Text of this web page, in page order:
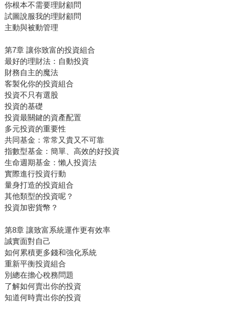
你根本不需要理財顧問
試圖說服我的理財顧問
主動與被動管理
第7章 讓你致富的投資組合
最好的理財法：自動投資
財務自主的魔法
客製化你的投資組合
投資不只有選股
投資的基礎
投資最關鍵的資產配置
多元投資的重要性
共同基金：常常又貴又不可靠
指數型基金：簡單、高效的好投資
生命週期基金：懶人投資法
實際進行投資行動
量身打造的投資組合
其他類型的投資呢？
投資加密貨幣？
第8章 讓致富系統運作更有效率
誠實面對自己
如何累積更多錢和強化系統
重新平衡投資組合
別總在擔心稅務問題
了解如何賣出你的投資
知道何時賣出你的投資